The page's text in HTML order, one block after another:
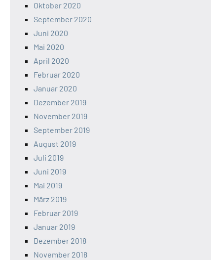
Oktober 2020
September 2020
Juni 2020
Mai 2020
April 2020
Februar 2020
Januar 2020
Dezember 2019
November 2019
September 2019
August 2019
Juli 2019
Juni 2019
Mai 2019
März 2019
Februar 2019
Januar 2019
Dezember 2018
November 2018